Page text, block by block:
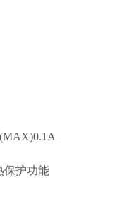
保护功能